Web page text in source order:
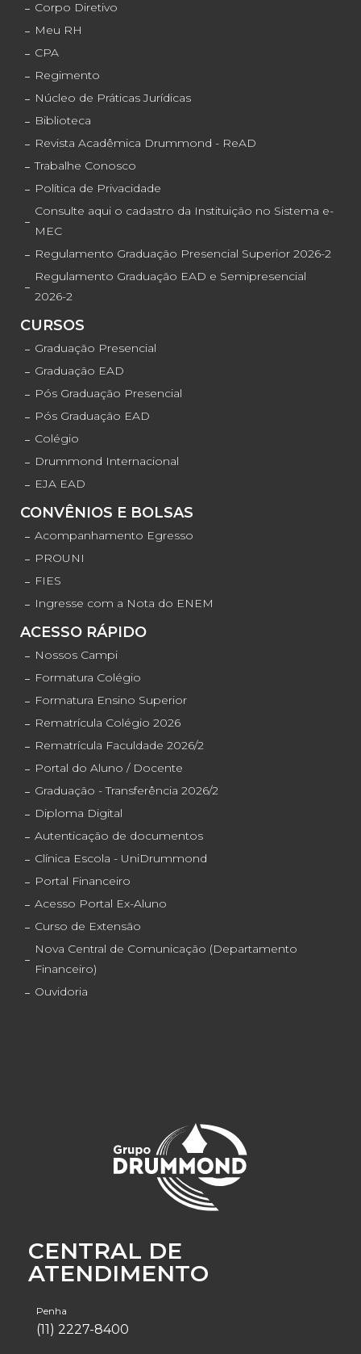
Corpo Diretivo
Meu RH
CPA
Regimento
Núcleo de Práticas Jurídicas
Biblioteca
Revista Acadêmica Drummond - ReAD
Trabalhe Conosco
Política de Privacidade
Consulte aqui o cadastro da Instituição no Sistema e-
MEC
Regulamento Graduação Presencial Superior 2026-2
Regulamento Graduação EAD e Semipresencial
2026-2
CURSOS
Graduação Presencial
Graduação EAD
Pós Graduação Presencial
Pós Graduação EAD
Colégio
Drummond Internacional
EJA EAD
CONVÊNIOS E BOLSAS
Acompanhamento Egresso
PROUNI
FIES
Ingresse com a Nota do ENEM
ACESSO RÁPIDO
Nossos Campi
Formatura Colégio
Formatura Ensino Superior
Rematrícula Colégio 2026
Rematrícula Faculdade 2026/2
Portal do Aluno / Docente
Graduação - Transferência 2026/2
Diploma Digital
Autenticação de documentos
Clínica Escola - UniDrummond
Portal Financeiro
Acesso Portal Ex-Aluno
Curso de Extensão
Nova Central de Comunicação (Departamento
Financeiro)
Ouvidoria
CENTRAL DE
ATENDIMENTO
Penha
(11) 2227-8400